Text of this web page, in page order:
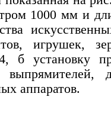
1000 мм и
игрушек,
б установку
выпрямителей,
аппаратов.